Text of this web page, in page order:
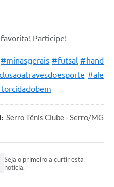
Participe!
#minasgerais #futsal #hand
#ale
Serro Tênis Clube - Serro/MG
Seja o primeiro a curtir esta
notícia.